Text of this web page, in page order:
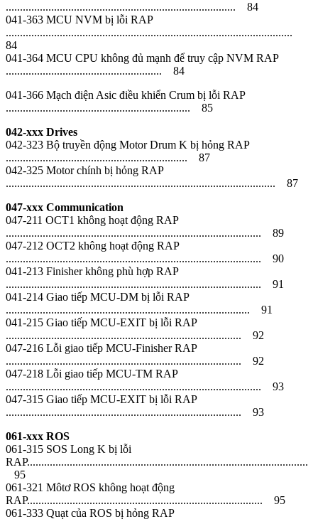
................................................................................. 84
041-363 MCU NVM bị lỗi RAP
.....................................................................................................
84
041-364 MCU CPU không đủ mạnh để truy cập NVM RAP
....................................................... 84
041-366 Mạch điện Asic điều khiển Crum bị lỗi RAP
................................................................. 85
042-xxx Drives
042-323 Bộ truyền động Motor Drum K bị hỏng RAP
................................................................ 87
042-325 Motor chính bị hỏng RAP
............................................................................................... 87
047-xxx Communication
047-211 OCT1 không hoạt động RAP
.......................................................................................... 89
047-212 OCT2 không hoạt động RAP
.......................................................................................... 90
041-213 Finisher không phù hợp RAP
.......................................................................................... 91
041-214 Giao tiếp MCU-DM bị lỗi RAP
...................................................................................... 91
041-215 Giao tiếp MCU-EXIT bị lỗi RAP
................................................................................... 92
047-216 Lỗi giao tiếp MCU-Finisher RAP
................................................................................... 92
047-218 Lỗi giao tiếp MCU-TM RAP
.......................................................................................... 93
047-315 Giao tiếp MCU-EXIT bị lỗi RAP
................................................................................... 93
061-xxx ROS
061-315 SOS Long K bị lỗi
RAP...................................................................................................
95
061-321 Môtơ ROS không hoạt động
RAP................................................................................... 95
061-333 Quạt của ROS bị hỏng RAP